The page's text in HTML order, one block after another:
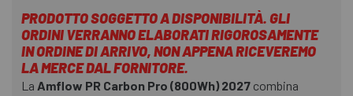
PRODOTTO SOGGETTO A DISPONIBILITÀ. GLI
ORDINI VERRANNO ELABORATI RIGOROSAMENTE
IN ORDINE DI ARRIVO, NON APPENA RICEVEREMO
LA MERCE DAL FORNITORE.
La Amflow PR Carbon Pro (800Wh) 2027 combina